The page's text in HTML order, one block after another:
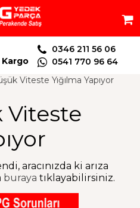
0346 211 56 06
0541 770 96 64
Viteste Yığılma Yapıyor
Viteste
aracınızda ki arıza
buraya tıklayabilirsiniz.